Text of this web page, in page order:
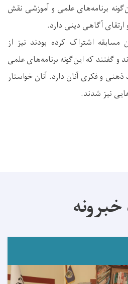
برنامه‌های علمی و آموزشی نقش
آگاهی دینی دارد.
اشتراک کرده بودند نیز از
و گفتند که این‌گونه برنامه‌های علمی
و فکری آنان دارد. آنان خواستار
نیز شدند.
خبرونه